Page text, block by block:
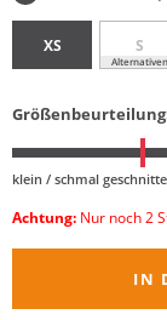
XS S
Alternativen
klein / schmal
Achtung: Nur noch 2
IN